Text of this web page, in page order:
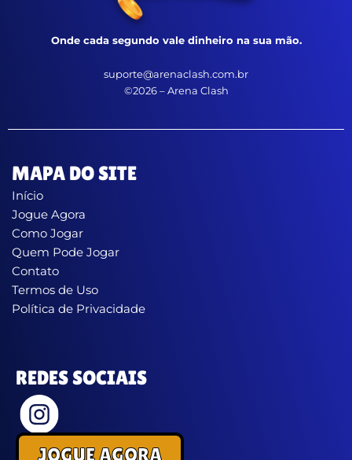
Onde cada segundo vale dinheiro na sua mão.
suporte@arenaclash.com.br
©2026 – Arena Clash
MAPA DO SITE
Início
Jogue Agora
Como Jogar
Quem Pode Jogar
Contato
Termos de Uso
Política de Privacidade
REDES SOCIAIS
JOGUE AGORA